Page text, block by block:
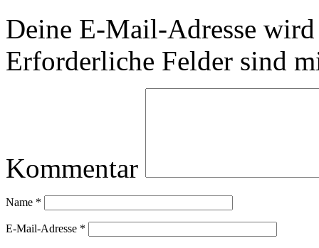
Deine E-Mail-Adresse
Erforderliche Felder sind
Kommentar
Name *
E-Mail-Adresse *